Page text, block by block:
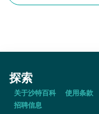
探索
关于沙特百科 使用条款
招聘信息